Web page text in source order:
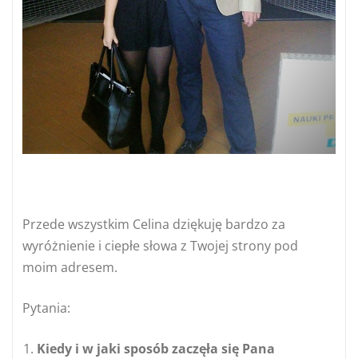
Przede wszystkim Celina dziękuję bardzo za
wyróżnienie i ciepłe słowa z Twojej strony pod
moim adresem.
Pytania:
Kiedy i w jaki sposób zaczęła się Pana